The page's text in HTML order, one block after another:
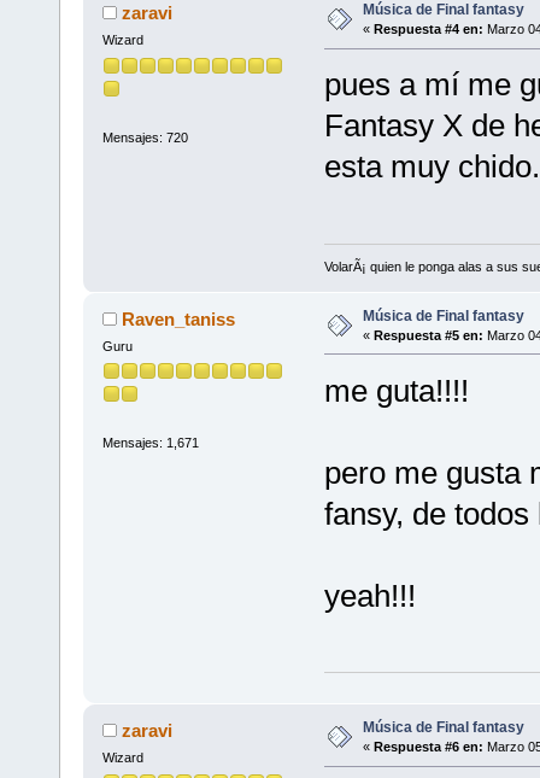
zaravi
Wizard
Mensajes: 720
Música de Final fantasy
« Respuesta #4 en: Marzo
pues a mí me
Fantasy X de
esta muy chido.
VolarÃ¡ quien le ponga alas a sus
Raven_taniss
Guru
Mensajes: 1,671
Música de Final fantasy
« Respuesta #5 en: Marzo
me guta!!!!
pero me gusta
fansy, de
yeah!!!
zaravi
Wizard
Música de Final fantasy
« Respuesta #6 en: Marzo